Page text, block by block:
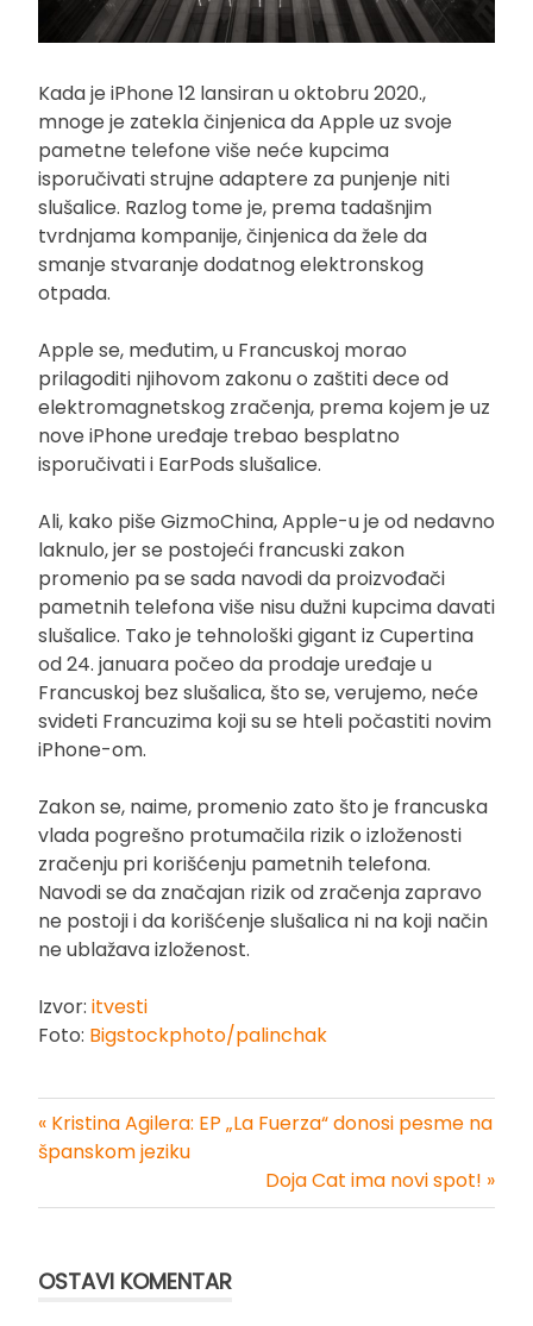
Kada je iPhone 12 lansiran u oktobru 2020.,
mnoge je zatekla činjenica da Apple uz svoje
pametne telefone više neće kupcima
isporučivati strujne adaptere za punjenje niti
slušalice. Razlog tome je, prema tadašnjim
tvrdnjama kompanije, činjenica da žele da
smanje stvaranje dodatnog elektronskog
otpada.
Apple se, međutim, u Francuskoj morao
prilagoditi njihovom zakonu o zaštiti dece od
elektromagnetskog zračenja, prema kojem je uz
nove iPhone uređaje trebao besplatno
isporučivati i EarPods slušalice.
Ali, kako piše GizmoChina, Apple-u je od nedavno
laknulo, jer se postojeći francuski zakon
promenio pa se sada navodi da proizvođači
pametnih telefona više nisu dužni kupcima davati
slušalice. Tako je tehnološki gigant iz Cupertina
od 24. januara počeo da prodaje uređaje u
Francuskoj bez slušalica, što se, verujemo, neće
svideti Francuzima koji su se hteli počastiti novim
iPhone-om.
Zakon se, naime, promenio zato što je francuska
vlada pogrešno protumačila rizik o izloženosti
zračenju pri korišćenju pametnih telefona.
Navodi se da značajan rizik od zračenja zapravo
ne postoji i da korišćenje slušalica ni na koji način
ne ublažava izloženost.
Izvor: itvesti
Foto: Bigstockphoto/palinchak
Kretanje
članka
« Kristina Agilera: EP „La Fuerza“ donosi pesme na
španskom jeziku
Doja Cat ima novi spot! »
OSTAVI KOMENTAR